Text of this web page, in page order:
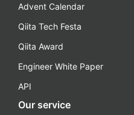
Advent Calendar
Qiita Tech Festa
Qiita Award
Engineer White Paper
API
Our service